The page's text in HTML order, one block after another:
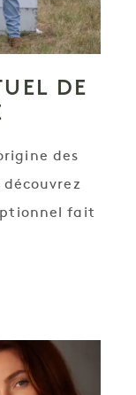
DE
des
fait